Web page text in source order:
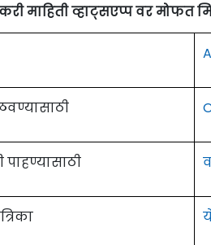
माहिती व्हाट्सएप्प वर मोफत